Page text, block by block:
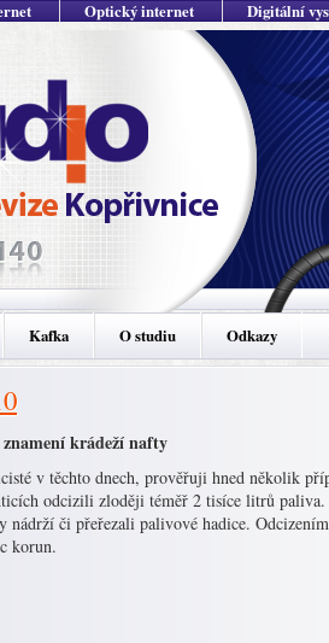
Optický internet Digitální
Kafka O studiu Odkazy
krádeží nafty
v těchto dnech, prověřuji hned několik
odcizili zloději téměř 2 tisíce litrů paliva.
nádrží či přeřezali palivové hadice.
korun.